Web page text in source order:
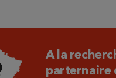
A la
parternaire